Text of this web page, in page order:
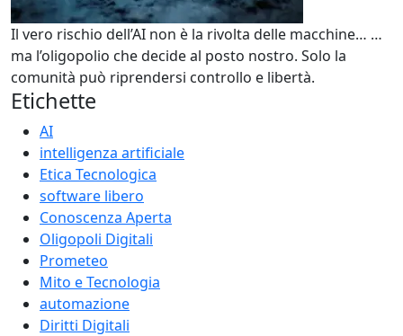
Il vero rischio dell’AI non è la rivolta delle macchine… …
ma l’oligopolio che decide al posto nostro. Solo la
comunità può riprendersi controllo e libertà.
Etichette
AI
intelligenza artificiale
Etica Tecnologica
software libero
Conoscenza Aperta
Oligopoli Digitali
Prometeo
Mito e Tecnologia
automazione
Diritti Digitali